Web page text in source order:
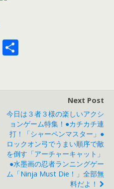
E
Next Post
今日は３者３様の楽しいアクシ
ョンゲーム特集！●カチカチ連
打！「シャーペンマスター」●
ロックオン弓でうまい順序で敵
を倒す「アーチャーキャット」
●水墨画の忍者ランニングゲー
ム「Ninja Must Die！」全部無
料だよ！